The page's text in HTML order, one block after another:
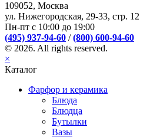
109052, Москва
ул. Нижегородская, 29-33, стр. 12
Пн-пт с 10:00 до 19:00
(495) 937-94-60 /(800) 600-94-60
© 2026. All rights reserved.
×
Каталог
Фарфор и керамика
Блюда
Блюдца
Бутылки
Вазы